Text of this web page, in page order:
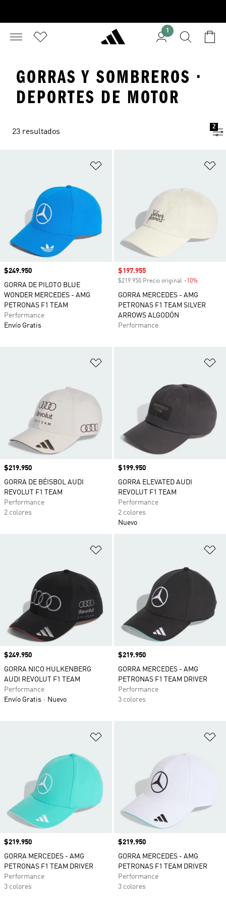
1
GORRAS Y SOMBREROS ·
DEPORTES DE MOTOR
23 resultados
2
Precio
$249.950
GORRA DE PILOTO BLUE
WONDER MERCEDES - AMG
PETRONAS F1 TEAM
Performance
Envío Gratis
Precio de venta
$197.955
$219.950 Precio original -10%
GORRA MERCEDES - AMG
PETRONAS F1 TEAM SILVER
ARROWS ALGODÓN
Performance
Precio
$219.950
GORRA DE BÉISBOL AUDI
REVOLUT F1 TEAM
Performance
2 colores
Precio
$199.950
GORRA ELEVATED AUDI
REVOLUT F1 TEAM
Performance
2 colores
Nuevo
Precio
$249.950
GORRA NICO HULKENBERG
AUDI REVOLUT F1 TEAM
Performance
Envío Gratis
Nuevo
Precio
$219.950
GORRA MERCEDES - AMG
PETRONAS F1 TEAM DRIVER
Performance
3 colores
Precio
$219.950
GORRA MERCEDES - AMG
PETRONAS F1 TEAM DRIVER
Performance
3 colores
Precio
$219.950
GORRA MERCEDES - AMG
PETRONAS F1 TEAM DRIVER
Performance
3 colores